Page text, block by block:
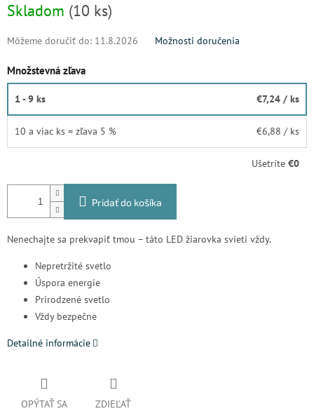
cena:
Skladom (10 ks)
Môžeme doručiť do: 11.8.2026 Možnosti doručenia
Množstevná zľava
1 - 9 ks €7,24 / ks
10 a viac ks = zľava 5 % €6,88 / ks
Ušetríte €0
Pridať do košíka
Nenechajte sa prekvapiť tmou – táto LED žiarovka svieti vždy.
Nepretržité svetlo
Úspora energie
Prirodzené svetlo
Vždy bezpečne
Detailné informácie
OPÝTAŤ SA ZDIEĽAŤ